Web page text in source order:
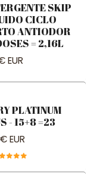
SKIP
CICLO
ANTIODOR
= 2,16L
EUR
PLATINUM
- 15+8 =23
EUR